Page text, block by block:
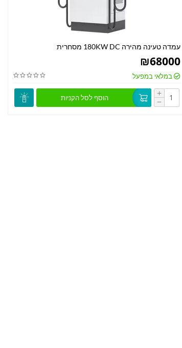
עמדה טעינה מהירה 180KW DC מסחרית
₪68000
במלאי במפעל
+
− הוסף לסל הקניות